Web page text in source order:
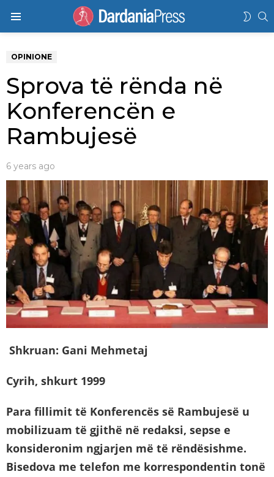
OPINIONE
Sprova të rënda në
Konferencën e
Rambujesë
6 years ago
Shkruan: Gani Mehmetaj
Cyrih, shkurt 1999
Para fillimit të Konferencës së Rambujesë u
mobilizuam të gjithë në redaksi, sepse e
konsideronim ngjarjen më të rëndësishme.
Bisedova me telefon me korrespondentin tonë